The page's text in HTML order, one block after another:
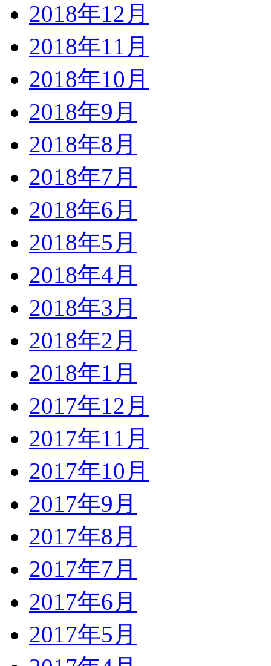
2018年12月
2018年11月
2018年10月
2018年9月
2018年8月
2018年7月
2018年6月
2018年5月
2018年4月
2018年3月
2018年2月
2018年1月
2017年12月
2017年11月
2017年10月
2017年9月
2017年8月
2017年7月
2017年6月
2017年5月